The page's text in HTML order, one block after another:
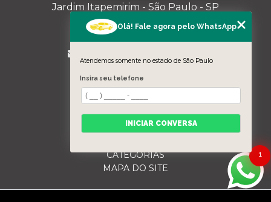
Jardim Itapemirim - São Paulo - SP
CHECAR
(11) 95228-5543
MENU
HOME
SOBRE NÓS
SERVIÇOS
BLOG
CATEGORIAS
MAPA DO SITE
1
Olá! Fale agora pelo WhatsApp
Atendemos somente no estado de São Paulo
Insira seu telefone
INICIAR CONVERSA